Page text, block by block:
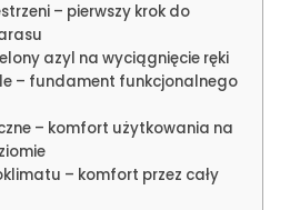
– pierwszy krok do
azyl na wyciągnięcie ręki
– fundament funkcjonalnego
– komfort użytkowania na
– komfort przez cały